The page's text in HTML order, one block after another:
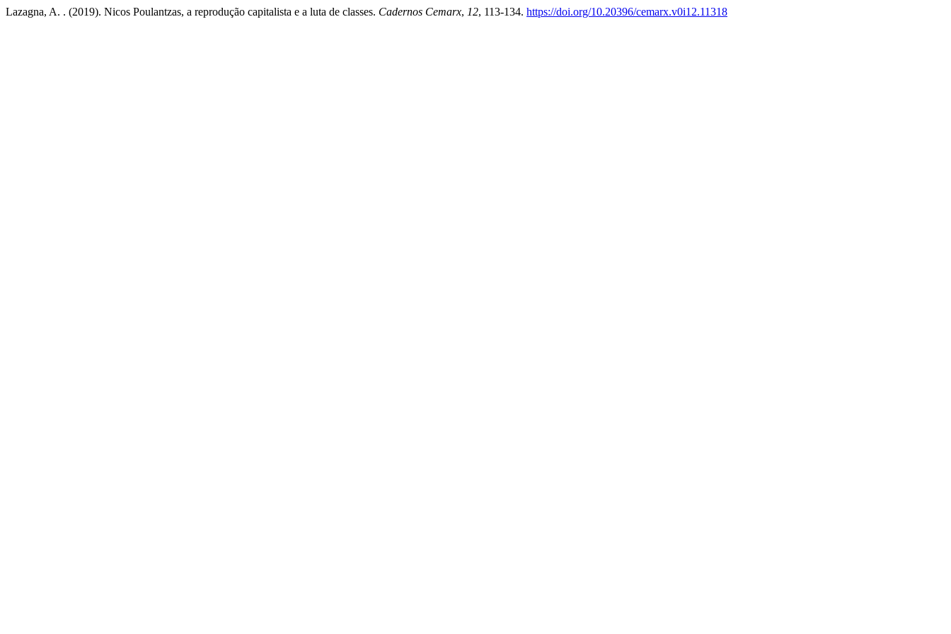
Lazagna, A. . (2019). Nicos Poulantzas, a reprodução capitalista e a luta de classes. Cadernos Cemarx, 12, 113-134. https://doi.org/10.20396/cemarx.v0i12.11318